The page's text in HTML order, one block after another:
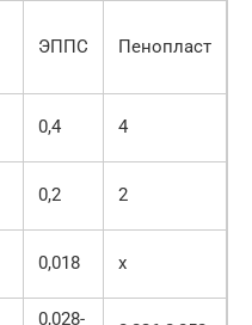
ЭППС Пенопласт
0,4 4
0,2 2
0,018 х
0,028-